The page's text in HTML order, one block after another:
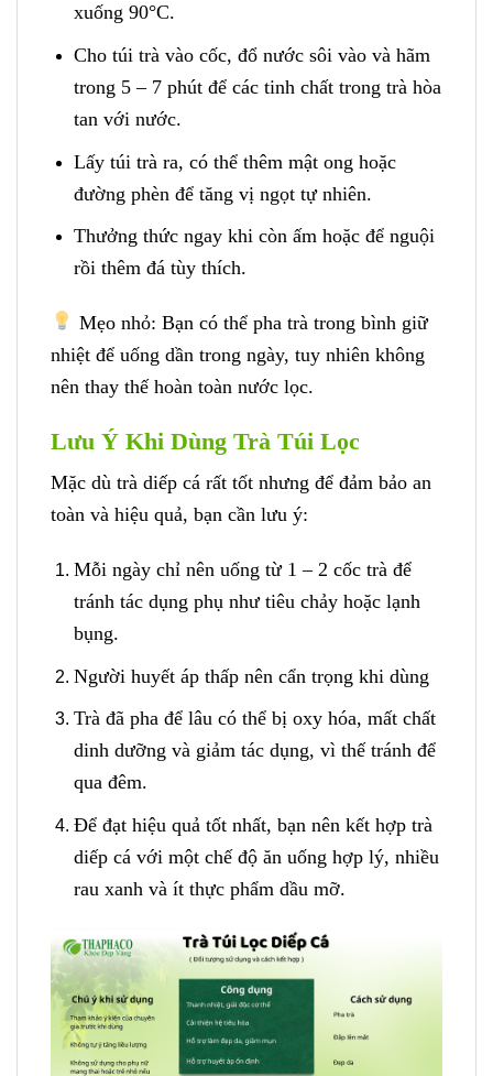
xuống 90°C.
Cho túi trà vào cốc, đổ nước sôi vào và hãm
trong 5 – 7 phút để các tinh chất trong trà hòa
tan với nước.
Lấy túi trà ra, có thể thêm mật ong hoặc
đường phèn để tăng vị ngọt tự nhiên.
Thưởng thức ngay khi còn ấm hoặc để nguội
rồi thêm đá tùy thích.
Mẹo nhỏ: Bạn có thể pha trà trong bình giữ
nhiệt để uống dần trong ngày, tuy nhiên không
nên thay thế hoàn toàn nước lọc.
Lưu Ý Khi Dùng Trà Túi Lọc
Mặc dù trà diếp cá rất tốt nhưng để đảm bảo an
toàn và hiệu quả, bạn cần lưu ý:
Mỗi ngày chỉ nên uống từ 1 – 2 cốc trà để
tránh tác dụng phụ như tiêu chảy hoặc lạnh
bụng.
Người huyết áp thấp nên cẩn trọng khi dùng
Trà đã pha để lâu có thể bị oxy hóa, mất chất
dinh dưỡng và giảm tác dụng, vì thế tránh để
qua đêm.
Để đạt hiệu quả tốt nhất, bạn nên kết hợp trà
diếp cá với một chế độ ăn uống hợp lý, nhiều
rau xanh và ít thực phẩm dầu mỡ.